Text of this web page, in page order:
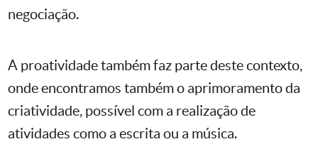
negociação.
A proatividade também faz parte deste contexto,
onde encontramos também o aprimoramento da
criatividade, possível com a realização de
atividades como a escrita ou a música.